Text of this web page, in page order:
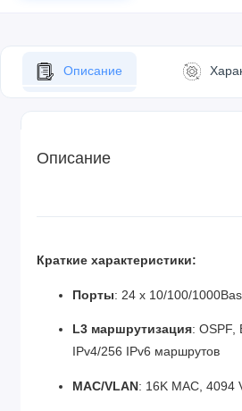
Описание
Описание
Краткие характеристики:
Порты: 24 x 10/100/
L3 маршрутизация: OSPF,
IPv4/256 IPv6 маршрутов
MAC/VLAN: 16K MAC, 4094